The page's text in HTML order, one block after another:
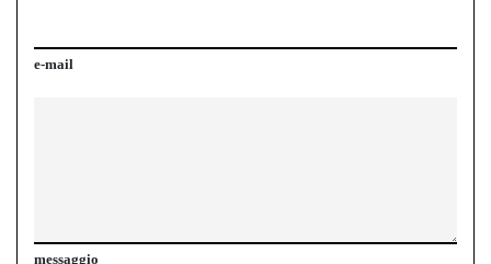
e-mail
messaggio